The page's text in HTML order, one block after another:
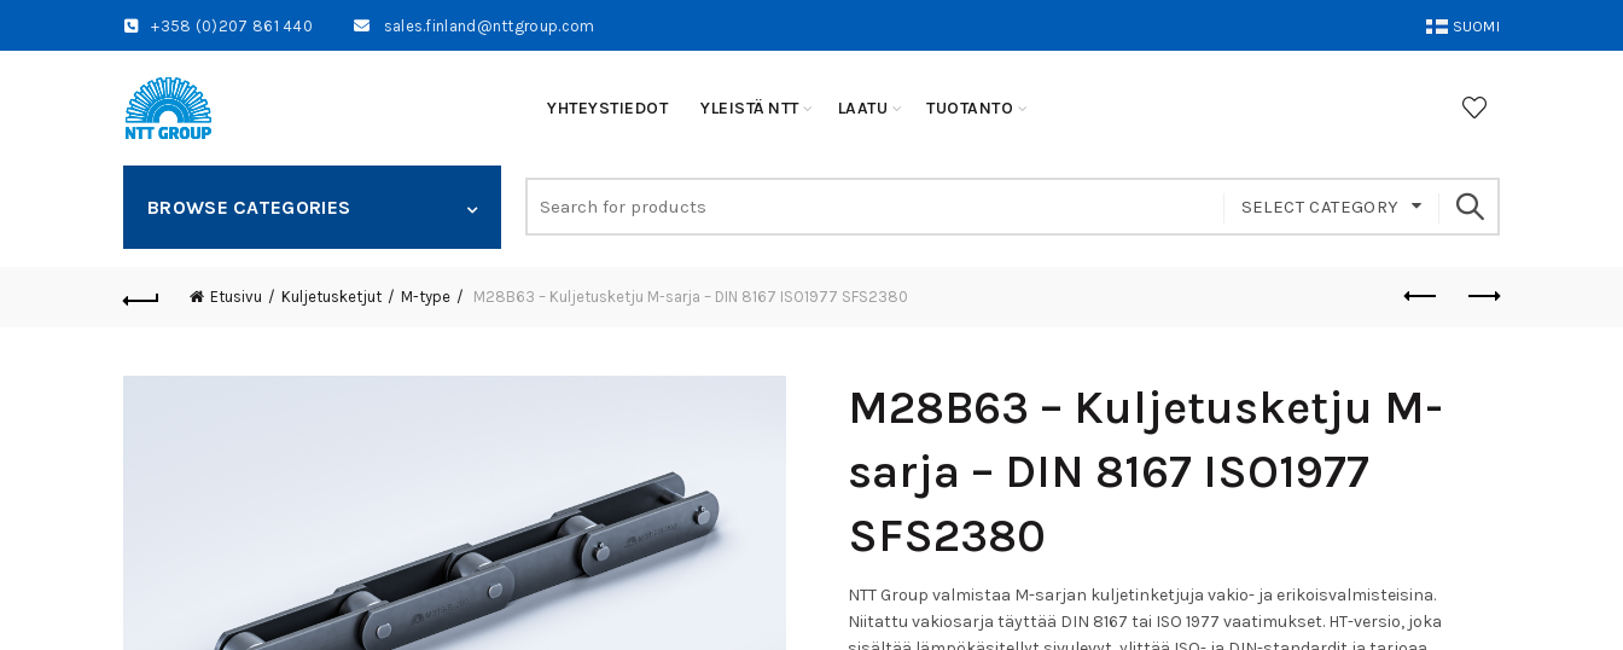
+358 (0)207 861 440 sales.finland@nttgroup.com SUOMI
YHTEYSTIEDOT YLEISTÄ NTT LAATU TUOTANTO
BROWSE CATEGORIES
for:
SELECT CATEGORY
Etusivu Kuljetusketjut M-type M28B63 – Kuljetusketju M-sarja – DIN 8167 ISO1977 SFS2380
M28B63 – Kuljetusketju M-
sarja – DIN 8167 ISO1977
SFS2380
NTT Group valmistaa M-sarjan kuljetinketjuja vakio- ja erikoisvalmisteisina.
Niitattu vakiosarja täyttää DIN 8167 tai ISO 1977 vaatimukset. HT-versio, joka